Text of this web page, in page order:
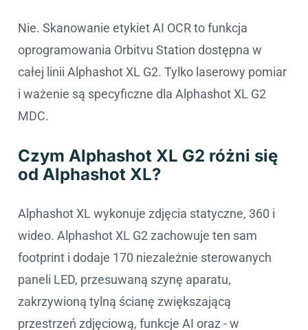
Nie. Skanowanie etykiet AI OCR to funkcja
oprogramowania Orbitvu Station dostępna w
całej linii Alphashot XL G2. Tylko laserowy pomiar
i ważenie są specyficzne dla Alphashot XL G2
MDC.
Czym Alphashot XL G2 różni się
od Alphashot XL?
Alphashot XL wykonuje zdjęcia statyczne, 360 i
wideo. Alphashot XL G2 zachowuje ten sam
footprint i dodaje 170 niezależnie sterowanych
paneli LED, przesuwaną szynę aparatu,
zakrzywioną tylną ścianę zwiększającą
przestrzeń zdjęciową, funkcje AI oraz - w